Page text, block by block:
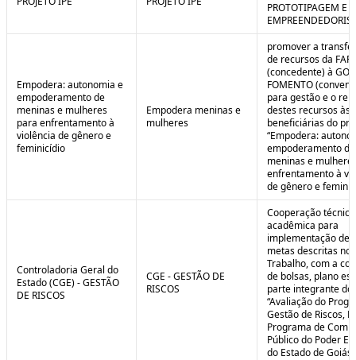
PROTOTIPAGEM E
Empodera: autonomia e
empoderamento de
meninas e mulheres
para enfrentamento à
violência de gênero e
feminicídio
Empodera meninas e
mulheres
promover a
de recursos da
(concedente) à
FOMENTO
para gestão e o
destes recursos às
beneficiárias do
“Empodera:
empoderamento de
meninas e
enfrentamento à
de gênero e
Controladoria Geral do
Estado (CGE) - GESTÃO
DE RISCOS
CGE - GESTÃO DE
RISCOS
Cooperação
acadêmica para
implementação de
metas descritas no
Trabalho, com a
de bolsas, plano
parte integrante do
“Avaliação do
Gestão de Riscos,
Programa de
Público do Poder
do Estado de